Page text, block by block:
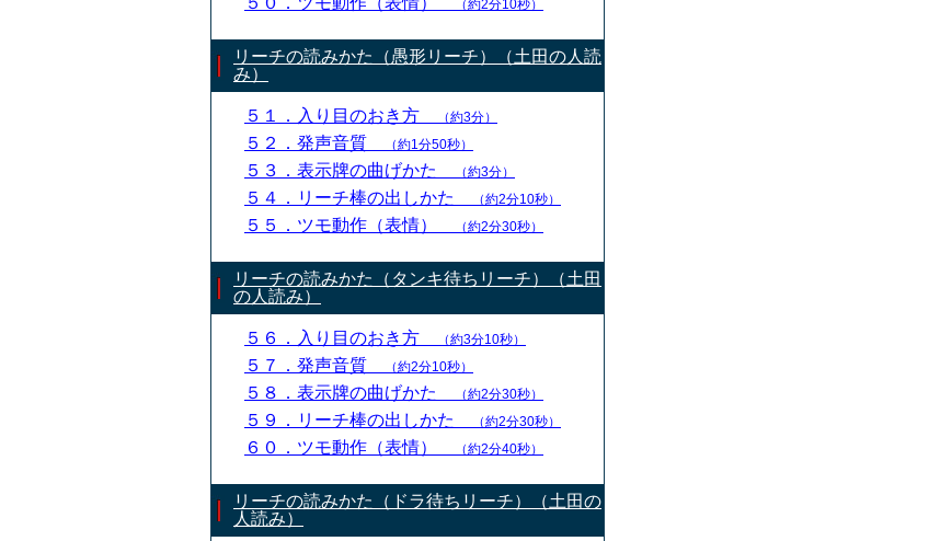
（約2分10秒）
リーチの読みかた（愚形リーチ）（土田の人読
み）
５１．入り目のおき方 （約3分）
５２．発声音質 （約1分50秒）
５３．表示牌の曲げかた （約3分）
５４．リーチ棒の出しかた （約2分10秒）
５５．ツモ動作（表情） （約2分30秒）
リーチの読みかた（タンキ待ちリーチ）（土田
の人読み）
５６．入り目のおき方 （約3分10秒）
５７．発声音質 （約2分10秒）
５８．表示牌の曲げかた （約2分30秒）
５９．リーチ棒の出しかた （約2分30秒）
６０．ツモ動作（表情） （約2分40秒）
リーチの読みかた（ドラ待ちリーチ）（土田の
人読み）